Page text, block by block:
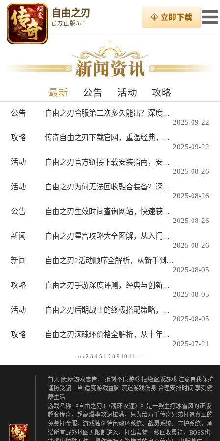
自由之刃
官方正版3ol
最新 公告 活动 攻略
公告
自由之刃合服第二次多久能出？深度解析合服时间与玩家期待
2025-09-22
攻略
传奇自由之刃下载官网，重温经典，再创辉煌
2025-09-22
活动
自由之刃官方链接下载安装指南，安全获取正版游戏的完整教程
2025-08-26
活动
自由之刃为何无法回收融合装备？深度解析游戏机制与玩家困惑
2025-08-26
公告
自由之刃生效时间查询网站，快速获取关键信息
2025-08-26
新闻
自由之刃星宫攻略大全图解，从入门到精通的全方位指南
2025-08-26
新闻
自由之刃2活动顺序全解析，从新手到高手的进阶指南
2025-08-05
攻略
自由之刃手游深度评测，经典与创新的碰撞，传奇玩家的新选择
2025-08-05
活动
自由之刃后期战士的终极搭配策略，从装备到技能的全面解析
2025-08-05
攻略
自由之刃满魂环价格全解析，从十年到神级的成本与价值
2025-07-21
‹‹ ‹ 2 3 4 5 6 7 8 9 10 11 › ››
首页 |健康游戏忠告： 抵制不良游戏 拒绝盗版游戏 注意自我保护
谨防受骗上当 适度游戏益脑 沉迷游戏伤身 合理安排时间 享受健
康生活
游戏名称:《自由之刃3（魂环攻速）》是一款主打冰雪风的正版
超变传奇，超高爆率攻速拉满，只为给万千传奇兄弟打造真正的
免费打金服。游戏独创特色魂环系统、战灵系统、守护系统，承
诺所有野外地图无限制进入，打出实物一秒回收灵符，BOSS也